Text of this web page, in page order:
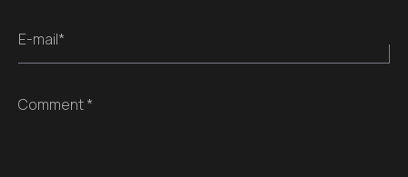
E-mail*
Comment *